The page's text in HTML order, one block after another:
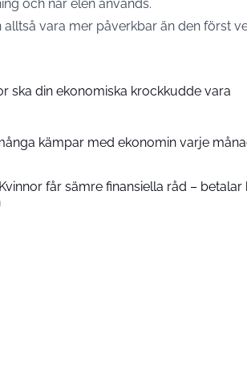
och när elen används.
vara mer påverkbar än den först
ska din ekonomiska krockkudde vara
kämpar med ekonomin varje
får sämre finansiella råd – betalar